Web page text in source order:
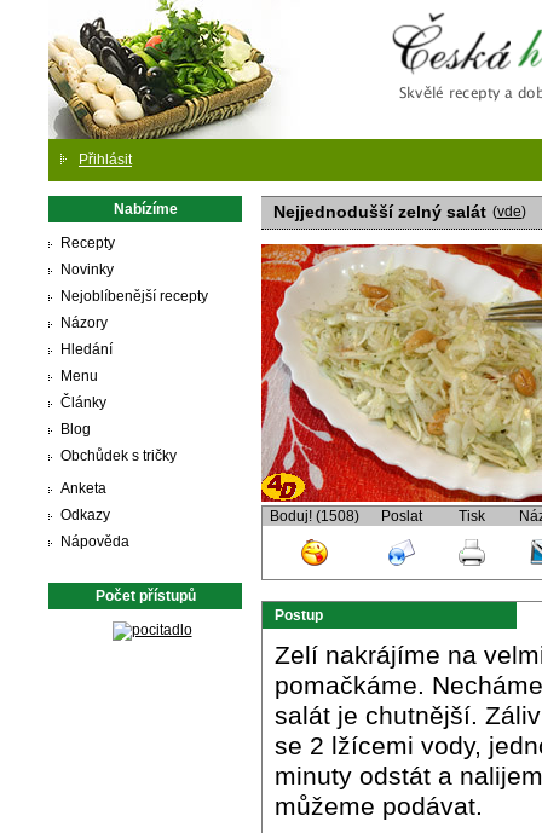
Přihlásit
Nabízíme
Recepty
Novinky
Nejoblíbenější recepty
Názory
Hledání
Menu
Články
Blog
Obchůdek s tričky
Anketa
Odkazy
Nápověda
Počet přístupů
Nejjednodušší zelný salát (vde)
Boduj! (1508) Poslat Tisk
Postup
Zelí nakrájíme na
pomačkáme.
salát je chutnější.
se 2 lžícemi vody,
minuty odstát a
můžeme podávat.